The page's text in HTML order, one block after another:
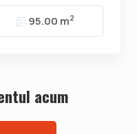
95.00 m2
acum